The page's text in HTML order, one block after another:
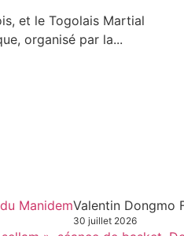
et le Togolais Martial
organisé par la...
Valentin Dongmo
30 juillet 2026